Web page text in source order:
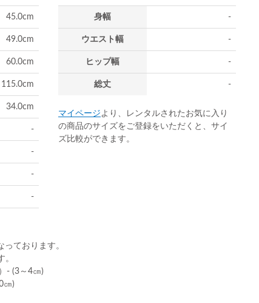
45.0cm
49.0cm
60.0cm
115.0cm
34.0cm
-
-
-
-
身幅 -
ウエスト幅 -
ヒップ幅 -
総丈 -
マイページより、レンタルされたお気に入り
の商品のサイズをご登録をいただくと、サイ
ズ比較ができます。
ております。
。
- (3～4㎝)
㎝)